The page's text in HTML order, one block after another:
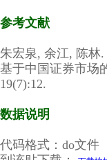
参考文献
朱宏泉, 余江, 陈
基于中国证券市场
19(7):12.
数据说明
代码格式：do文件